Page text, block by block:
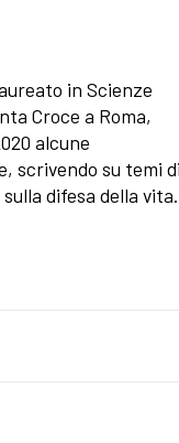
in Scienze
Croce a Roma,
alcune
scrivendo su temi
difesa della vita.